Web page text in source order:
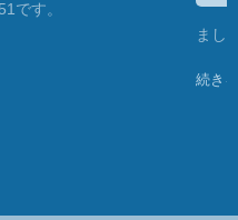
です。
まし
続き